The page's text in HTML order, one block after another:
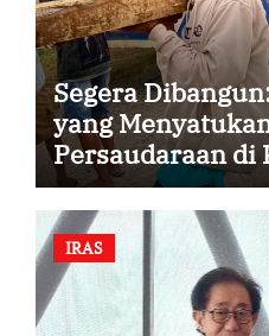
Segera
yang
Persaudaraan di
IRAS